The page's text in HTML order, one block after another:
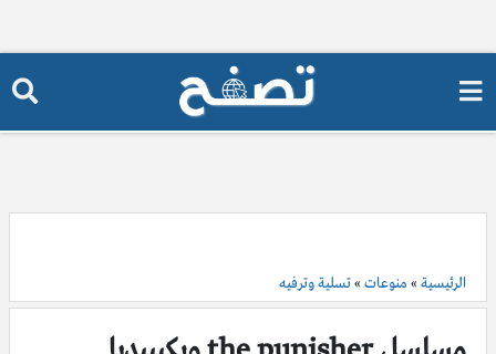
الرئيسية » منوعات »تسلية وترفيه